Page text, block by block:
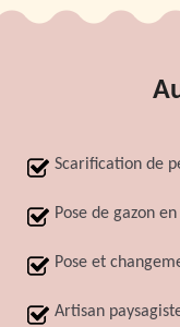
Scarification de
Pose de gazon
Pose et
Artisan